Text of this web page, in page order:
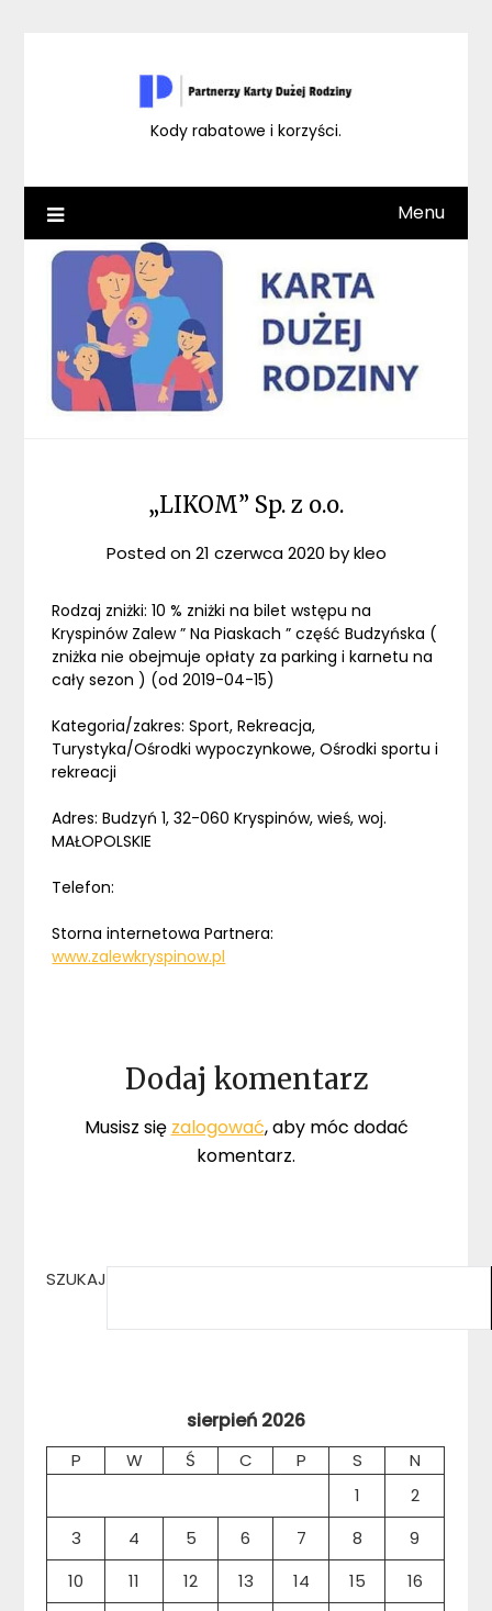
Kody rabatowe i korzyści.
Menu
„LIKOM” Sp. z o.o.
Posted on21 czerwca 2020 bykleo
Rodzaj zniżki: 10 % zniżki na bilet wstępu na
Kryspinów Zalew ” Na Piaskach ” część Budzyńska (
zniżka nie obejmuje opłaty za parking i karnetu na
cały sezon ) (od 2019-04-15)
Kategoria/zakres: Sport, Rekreacja,
Turystyka/Ośrodki wypoczynkowe, Ośrodki sportu i
rekreacji
Adres: Budzyń 1, 32-060 Kryspinów, wieś, woj.
MAŁOPOLSKIE
Telefon:
Storna internetowa Partnera:
www.zalewkryspinow.pl
Dodaj komentarz
Musisz się zalogować, aby móc dodać
komentarz.
SZUKAJ
sierpień 2026
P W Ś C P S
N
1
2
3
4 5 6 7 8
9
10
11 12 13 14 15
16